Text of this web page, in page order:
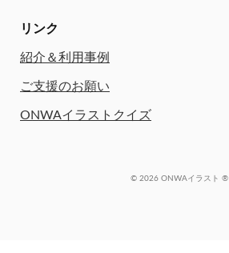
リンク
紹介＆利用事例
ご支援のお願い
ONWAイラストクイズ
© 2026 ONWAイラスト ®